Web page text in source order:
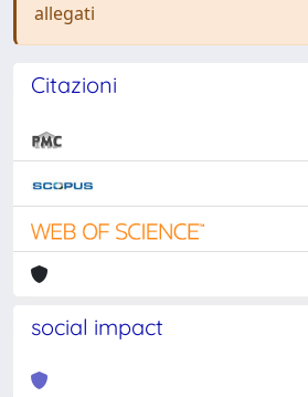
allegati
Citazioni
social impact